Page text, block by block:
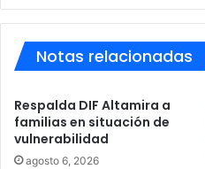
Notas relacionadas
Respalda DIF Altamira a
familias en situación de
vulnerabilidad
agosto 6, 2026